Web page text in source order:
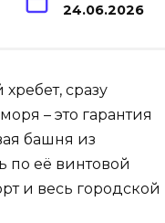
24.06.2026
сразу
– это гарантия
башня из
по её винтовой
и весь городской